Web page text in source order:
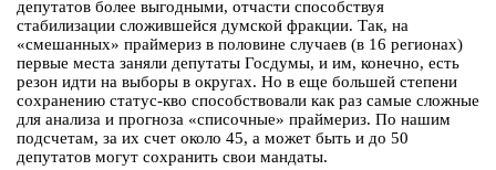
депутатов более выгодными, отчасти способствуя
стабилизации сложившейся думской фракции. Так, на
«смешанных» праймериз в половине случаев (в 16 регионах)
первые места заняли депутаты Госдумы, и им, конечно, есть
резон идти на выборы в округах. Но в еще большей степени
сохранению статус-кво способствовали как раз самые сложные
для анализа и прогноза «списочные» праймериз. По нашим
подсчетам, за их счет около 45, а может быть и до 50
депутатов могут сохранить свои мандаты.